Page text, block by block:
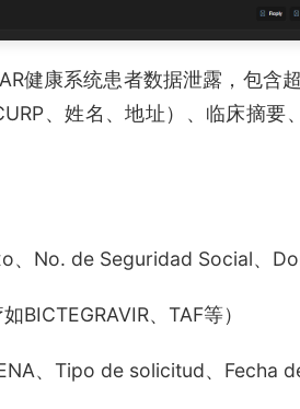
健康系统患者数据泄露，包含
、姓名、地址）、临床摘要
No. de Seguridad Social、
、TAF等）
、Tipo de solicitud、Fecha